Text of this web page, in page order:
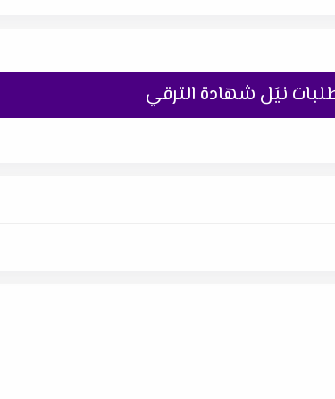
نيَل شهادة الترقي